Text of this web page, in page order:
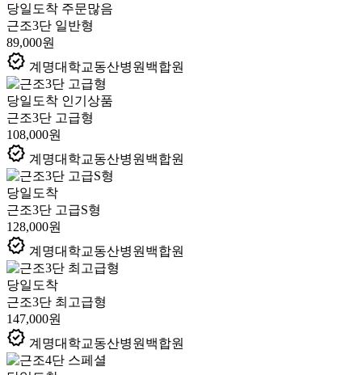
당일도착 주문많음
근조3단 일반형
89,000원
verified 계명대학교동산병원백합원
당일도착 인기상품
근조3단 고급형
108,000원
verified 계명대학교동산병원백합원
당일도착
근조3단 고급S형
128,000원
verified 계명대학교동산병원백합원
당일도착
근조3단 최고급형
147,000원
verified 계명대학교동산병원백합원